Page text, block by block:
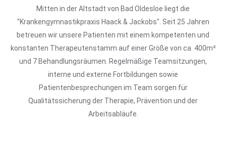
Mitten in der Altstadt von Bad Oldesloe liegt die
"Krankengymnastikpraxis Haack & Jackobs". Seit 25 Jahren
betreuen wir unsere Patienten mit einem kompetenten und
konstanten Therapeutenstamm auf einer Größe von ca. 400m²
und 7 Behandlungsräumen. Regelmäßige Teamsitzungen,
interne und externe Fortbildungen sowie
Patientenbesprechungen im Team sorgen für
Qualitätssicherung der Therapie, Prävention und der
Arbeitsabläufe.